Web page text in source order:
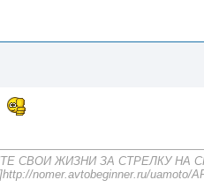
СВОИ ЖИЗНИ ЗА СТРЕЛКУ НА
nomer.avtobeginner.ru/uamoto/